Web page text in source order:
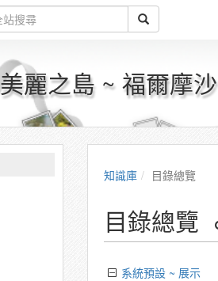
美麗之島 ~ 福爾摩沙
知識庫 目錄總覽
目錄總覽
系統預設 ~ 展示